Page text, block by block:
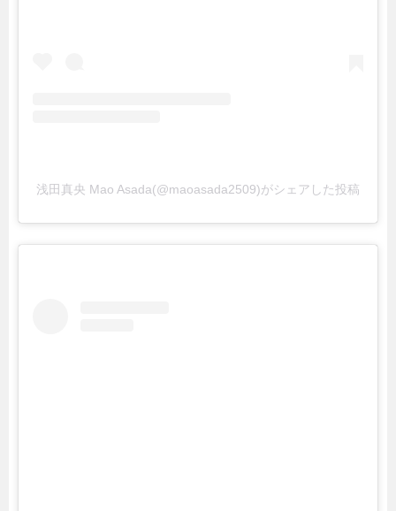
浅田真央 Mao Asada(@maoasada2509)がシェアした投稿